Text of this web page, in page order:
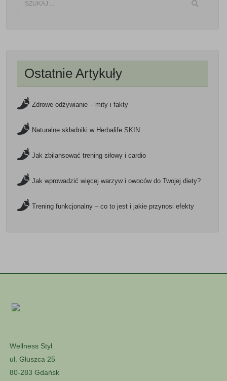
Ostatnie Artykuły
Zdrowe odżywianie – mity i fakty
Naturalne składniki w Herbalife SKIN
Jak zbilansować trening siłowy i cardio
Jak wprowadzić więcej warzyw i owoców do Twojej diety?
Trening funkcjonalny – co to jest i jakie przynosi efekty
Wellness Styl
ul. Głuszca 25
80-283 Gdańsk